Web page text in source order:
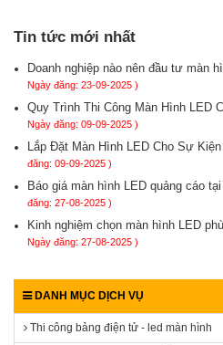
Tin tức mới nhất
Doanh nghiệp nào nên đầu tư màn
Ngày đăng: 23-09-2025 )
Quy Trình Thi Công Màn Hình LED
Ngày đăng: 09-09-2025 )
Lắp Đặt Màn Hình LED Cho Sự
đăng: 09-09-2025 )
Báo giá màn hình LED quảng cáo
đăng: 27-08-2025 )
Kinh nghiệm chọn màn hình LED
Ngày đăng: 27-08-2025 )
DANH MỤC DỊCH VỤ
Thi công bảng điện tử - led màn hình